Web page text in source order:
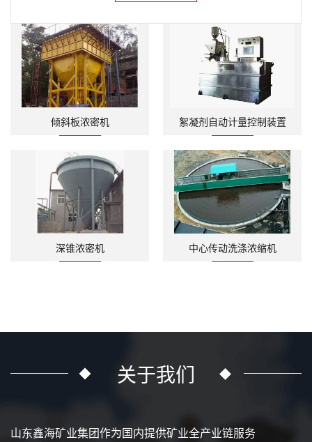
倾斜板浓密机
深锥浓密机
絮凝剂自动计量控制装置
中心传动洗涤浓缩机
关于我们
山东鑫海矿业集团作为国内提供矿业全产业链服务